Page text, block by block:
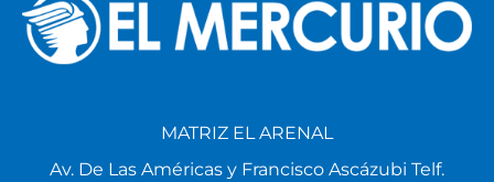
MATRIZ EL ARENAL
Av. De Las Américas y Francisco Ascázubi Telf.